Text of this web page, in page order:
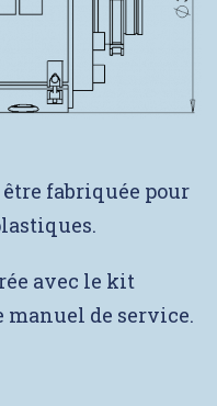
fabriquée pour
avec le kit
manuel de service.